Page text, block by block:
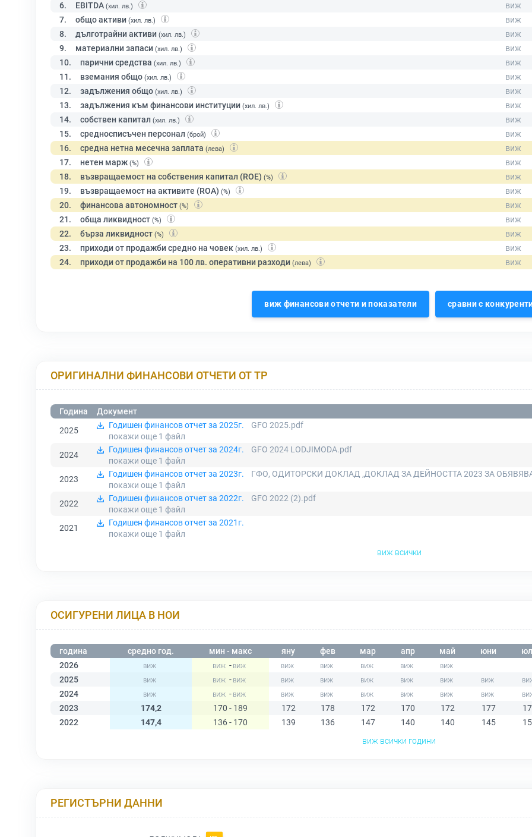
6. EBITDA (хил. лв.)
7. общо активи (хил. лв.)
8. дълготрайни активи (хил. лв.)
9. материални запаси (хил. лв.)
10. парични средства (хил. лв.)
11. вземания общо (хил. лв.)
12. задължения общо (хил. лв.)
13. задължения към финансови институции (хил. лв.)
14. собствен капитал (хил. лв.)
15. средносписъчен персонал (брой)
16. средна нетна месечна заплата (лева)
17. нетен марж (%)
18. възвращаемост на собствения капитал (ROE) (%)
19. възвращаемост на активите (ROA) (%)
20. финансова автономност (%)
21. обща ликвидност (%)
22. бърза ликвидност (%)
23. приходи от продажби средно на човек (хил. лв.)
24. приходи от продажби на 100 лв. оперативни разходи (лева)
виж финансови отчети и показатели сравни с
ОРИГИНАЛНИ ФИНАНСОВИ ОТЧЕТИ ОТ ТР
Година
Документ
2025
Годишен финансов отчет за 2025г.
GFO 2025.pdf
покажи още 1 файл
2024
Годишен финансов отчет за 2024г.
GFO 2024 LODJIMODA.pdf
покажи още 1 файл
2023
Годишен финансов отчет за 2023г.
ГФО, ОДИТОРСКИ ДОКЛАД ,ДОКЛАД ЗА ДЕЙНОСТТА 2023 ЗА
покажи още 1 файл
2022
Годишен финансов отчет за 2022г.
GFO 2022 (2).pdf
покажи още 1 файл
2021
Годишен финансов отчет за 2021г.
покажи още 1 файл
виж всички
ОСИГУРЕНИ ЛИЦА В НОИ
година средно год. мин - макс яну фев мар апр май юни
2026
-
2025
-
2024
-
2023
174,2 170 - 189 172 178 172 170 172 177
2022
147,4 136 - 170 139 136 147 140 140 145
виж всички години
РЕГИСТЪРНИ ДАННИ